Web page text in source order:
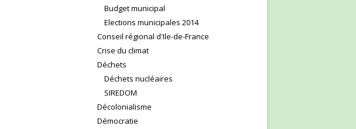
Budget municipal
Elections municipales 2014
Conseil régional d'Ile-de-France
Crise du climat
Déchets
Déchets nucléaires
SIREDOM
Décolonialisme
Démocratie